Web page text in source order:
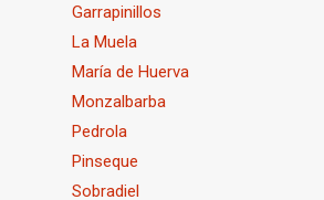
Garrapinillos
La Muela
María de Huerva
Monzalbarba
Pedrola
Pinseque
Sobradiel